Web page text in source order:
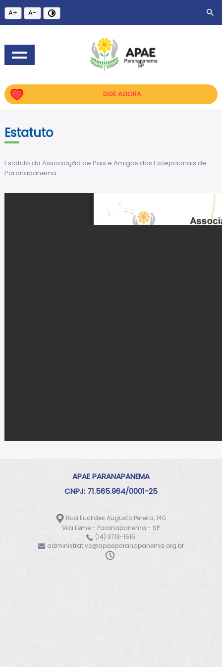
A+ A-
DOE AGORA
Estatuto
Estatuto da Associação de Pais e Amigos dos Excepcionais de
Paranapanema.
APAE PARANAPANEMA
CNPJ: 71.565.964/0001-25
Rua Euclides Augusto Pereira, 140
Vila Leme - Paranapanema - SP
(14) 3713-1515
administrativo@apaeparanapanema.org.br